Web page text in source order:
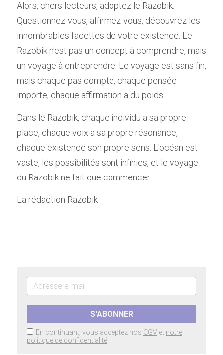
Alors, chers lecteurs, adoptez le Razobik.
Questionnez-vous, affirmez-vous, découvrez les
innombrables facettes de votre existence. Le
Razobik n'est pas un concept à comprendre, mais
un voyage à entreprendre. Le voyage est sans fin,
mais chaque pas compte, chaque pensée
importe, chaque affirmation a du poids.
Dans le Razobik, chaque individu a sa propre
place, chaque voix a sa propre résonance,
chaque existence son propre sens. L'océan est
vaste, les possibilités sont infinies, et le voyage
du Razobik ne fait que commencer.
La rédaction Razobik
S'ABONNER
En continuant, vous acceptez nos CGV et notre
politique de confidentialité